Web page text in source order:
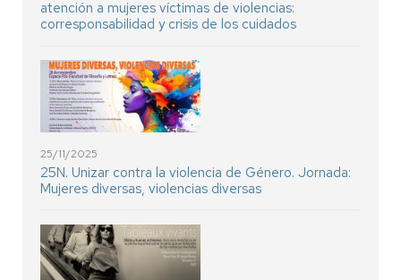
atención a mujeres víctimas de violencias:
corresponsabilidad y crisis de los cuidados
25/11/2025
25N. Unizar contra la violencia de Género. Jornada:
Mujeres diversas, violencias diversas